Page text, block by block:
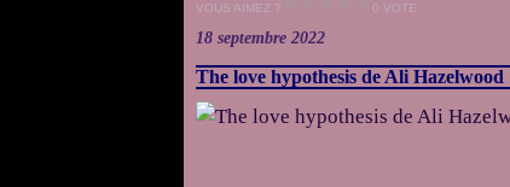
VOUS AIMEZ ? 0 VOTE
18 septembre 2022
The love hypothesis de Ali Hazelwood